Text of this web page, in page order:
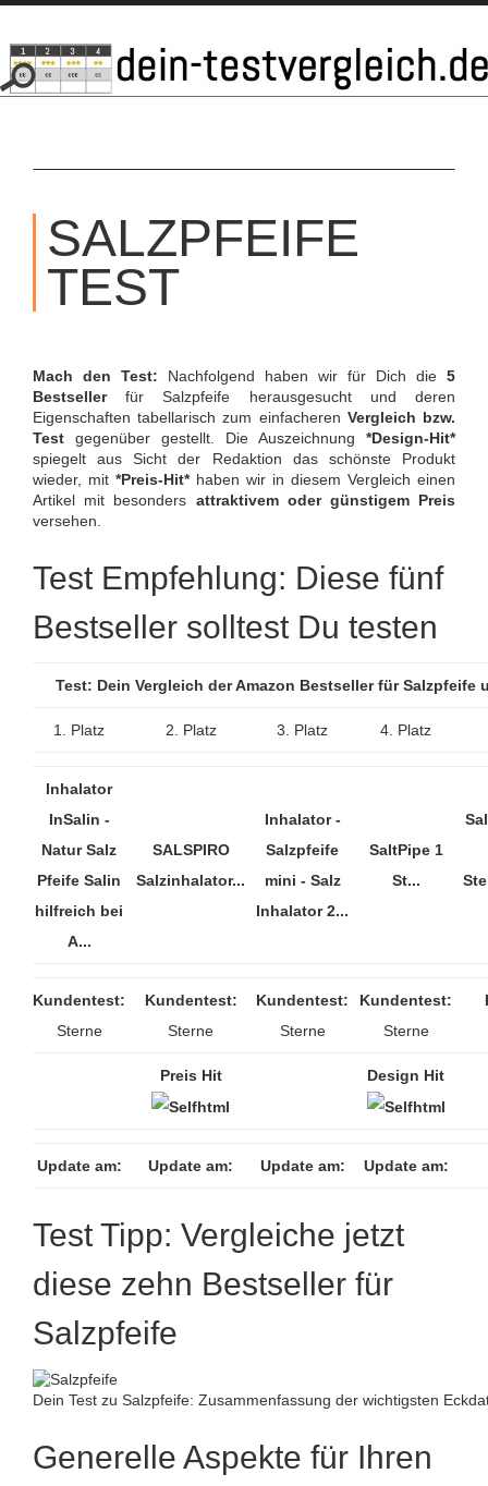
SKIP
CONTENT
SALZPFEIFE
TEST
Mach den Test: Nachfolgend haben wir für Dich die 5
Bestsellerfür Salzpfeife herausgesucht und deren
Eigenschaften tabellarisch zum einfacheren Vergleich bzw.
Test gegenüber gestellt. Die Auszeichnung *Design-Hit*
spiegelt aus Sicht der Redaktion das schönste Produkt
wieder, mit *Preis-Hit*haben wir in diesem Vergleich einen
Artikel mit besonders attraktivem oder günstigem Preis
versehen.
Test Empfehlung: Diese fünf
Bestseller solltest Du testen
Test: Dein Vergleich der Amazon Bestseller für Salzpfeife
1. Platz 2. Platz 3. Platz 4. Platz
Inhalator
InSalin -
Natur Salz
Pfeife Salin
hilfreich bei
A...
SALSPIRO
Salzinhalator...
Inhalator -
Salzpfeife
mini - Salz
Inhalator 2...
SaltPipe 1
St...
Kundentest:
Sterne
Kundentest:
Sterne
Kundentest:
Sterne
Kundentest:
Sterne
Preis Hit Design Hit
Update am: Update am: Update am: Update am:
Test Tipp: Vergleiche jetzt
diese zehn Bestseller für
Salzpfeife
Dein Test zu Salzpfeife: Zusammenfassung der wichtigsten
Generelle Aspekte für Ihren